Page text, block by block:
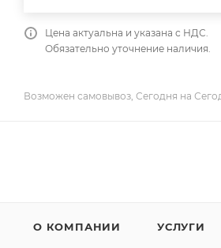
Цена актуальна и указана с НДС.
Обязательно уточнение наличия.
Возможен самовывоз, Сегодня на
О КОМПАНИИ УСЛУГИ